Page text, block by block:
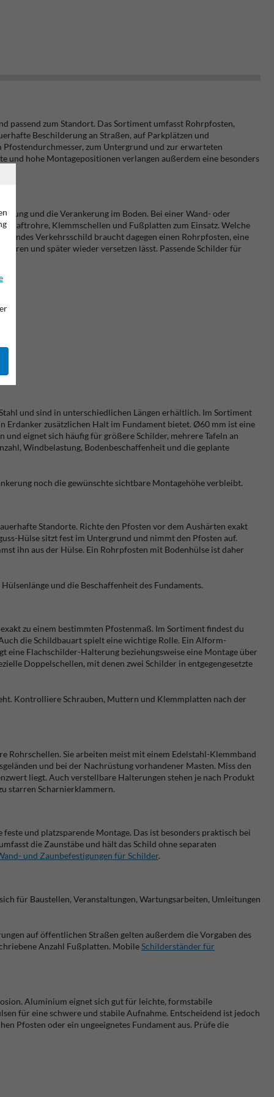
zum Standort. Das Sortiment umfasst Rohrpfosten,
Beschilderung an Straßen, auf Parkplätzen und
zum Untergrund und zur erwarteten
und hohe Montagepositionen verlangen außerdem eine besonders
und die Verankerung im Boden. Bei einer Wand- oder
Klemmschellen und Fußplatten zum Einsatz. Welche
Verkehrsschild braucht dagegen einen Rohrpfosten, eine
und später wieder versetzen lässt. Passende Schilder für
und sind in unterschiedlichen Längen erhältlich. Im Sortiment
Erdanker zusätzlichen Halt im Fundament bietet. Ø60 mm ist eine
eignet sich häufig für größere Schilder, mehrere Tafeln an
Windbelastung, Bodenbeschaffenheit und die geplante
noch die gewünschte sichtbare Montagehöhe verbleibt.
Standorte. Richte den Pfosten vor dem Aushärten exakt
Hülse sitzt fest im Untergrund und nimmt den Pfosten auf.
ihn aus der Hülse. Ein Rohrpfosten mit Bodenhülse ist daher
und die Beschaffenheit des Fundaments.
zu einem bestimmten Pfostenmaß. Im Sortiment findest du
die Schildbauart spielt eine wichtige Rolle. Ein Alform-
eine Flachschilder-Halterung beziehungsweise eine Montage über
Doppelschellen, mit denen zwei Schilder in entgegengesetzte
Kontrolliere Schrauben, Muttern und Klemmplatten nach der
Rohrschellen. Sie arbeiten meist mit einem Edelstahl-Klemmband
und bei der Nachrüstung vorhandener Masten. Miss den
liegt. Auch verstellbare Halterungen stehen je nach Produkt
starren Scharnierklammern.
und platzsparende Montage. Das ist besonders praktisch bei
die Zaunstäbe und hält das Schild ohne separaten
und Zaunbefestigungen für Schilder.
für Baustellen, Veranstaltungen, Wartungsarbeiten, Umleitungen
auf öffentlichen Straßen gelten außerdem die Vorgaben des
Anzahl Fußplatten. MobileSchilderständer für
Aluminium eignet sich gut für leichte, formstabile
für eine schwere und stabile Aufnahme. Entscheidend ist jedoch
Pfosten oder ein ungeeignetes Fundament aus. Prüfe die